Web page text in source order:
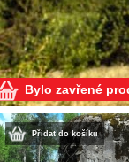
Bylo zavřené
Přidat do košíku